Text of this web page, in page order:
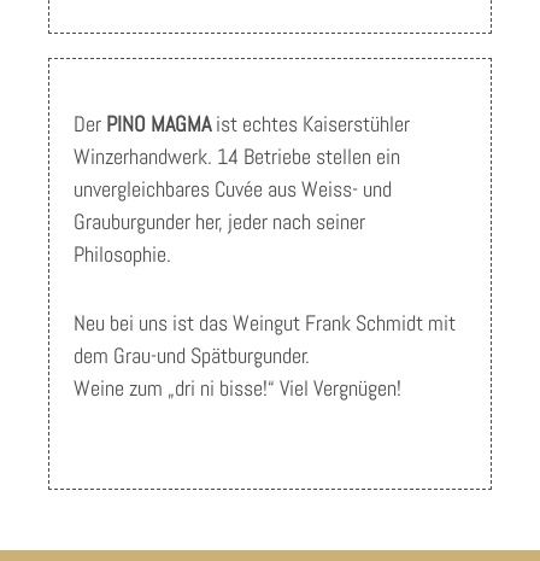
Der PINO MAGMAist echtes Kaiserstühler
Winzerhandwerk. 14 Betriebe stellen ein
unvergleichbares Cuvée aus Weiss- und
Grauburgunder her, jeder nach seiner
Philosophie.
Neu bei uns ist das Weingut Frank Schmidt mit
dem Grau-und Spätburgunder.
Weine zum „dri ni bisse!“ Viel Vergnügen!